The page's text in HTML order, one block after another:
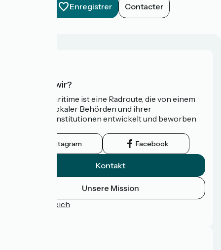
Enregistrer Contacter
Wer sind wir?
Die Vélomaritime ist eine Radroute, die von einem
Netzwerk lokaler Behörden und ihrer
Tourismusinstitutionen entwickelt und beworben
Instagram Facebook
Kontakt
Unsere Mission
Pressebereich